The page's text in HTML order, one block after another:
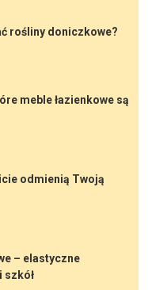
rośliny doniczkowe?
meble łazienkowe są
odmienią Twoją
– elastyczne
szkół